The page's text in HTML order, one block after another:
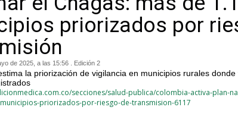
priorizados por
de 2025, a las 15:56 . Edición 2
la priorización de vigilancia en municipios rurales
secciones/salud-publica/colombia-activa-plan-
priorizados-por-riesgo-de-transmision-6117